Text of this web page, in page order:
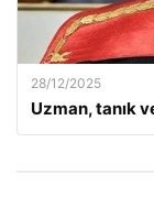
28/12/2025
Uzman, tanık